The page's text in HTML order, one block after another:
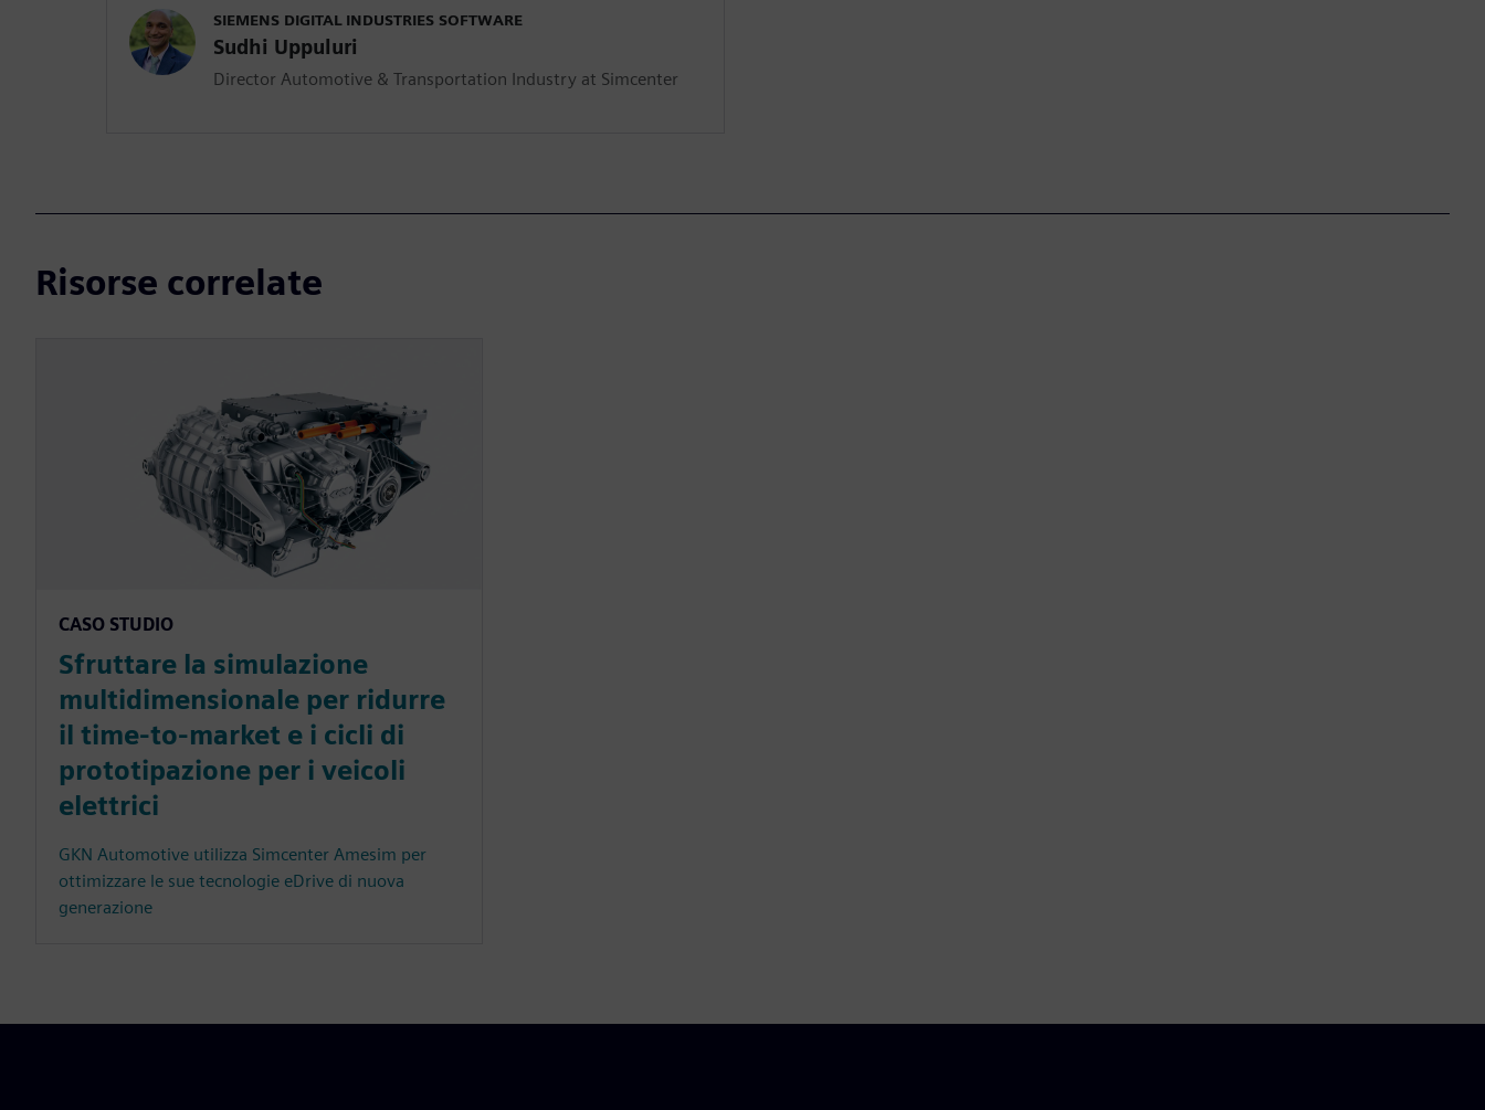
SIEMENS DIGITAL INDUSTRIES SOFTWARE
Sudhi Uppuluri
Director Automotive & Transportation Industry at Simcenter
Risorse correlate
CASO STUDIO
Sfruttare la simulazione
multidimensionale per ridurre
il time-to-market e i cicli di
prototipazione per i veicoli
elettrici
GKN Automotive utilizza Simcenter Amesim per
ottimizzare le sue tecnologie eDrive di nuova
generazione